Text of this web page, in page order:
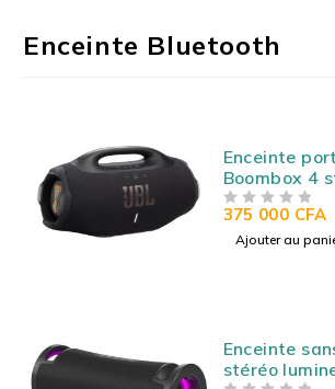
Enceinte Bluetooth
Enceinte
Boombox 4
Watts -
Autonomie
IP67 - USB/
375 000 CFA
Ajouter au
Enceinte
stéréo